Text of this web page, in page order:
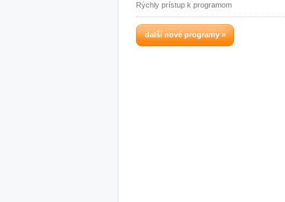
Rýchly prístup k programom
další nové programy »